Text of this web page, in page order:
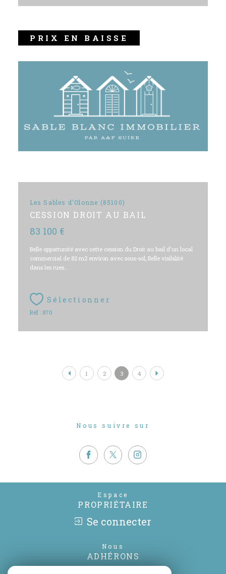
Les Sables d'Olonne (85100)
CESSION DROIT AU BAIL
83 100 €
Belle opportunité avec cette cession du Droit au bail d'un local
commercial de 82 m2 environ avec sous-sol, Belle visibilité
dans les rues...
Sélectionner
Réf : 870
PRIX EN BAISSE
1 2 3 4
Nous suivre sur
Espace
PROPRIÉTAIRE
Se connecter
Nous
ADHÉRONS